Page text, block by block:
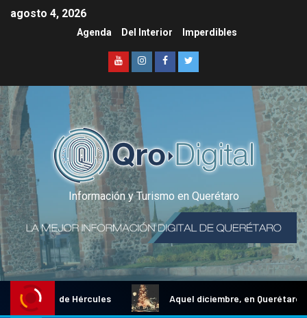
agosto 4, 2026
Agenda Del Interior Imperdibles
Información y Turismo en Querétaro
Gallo de Hércules Aquel diciembre, en Querétaro